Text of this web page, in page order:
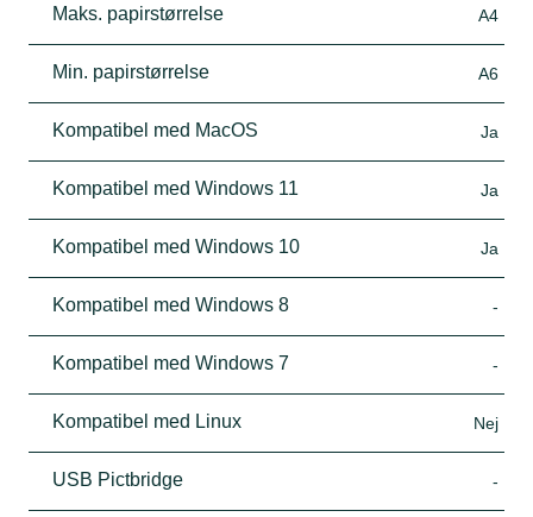
Maks. papirstørrelse A4
Min. papirstørrelse A6
Kompatibel med MacOS Ja
Kompatibel med Windows 11 Ja
Kompatibel med Windows 10 Ja
Kompatibel med Windows 8 -
Kompatibel med Windows 7 -
Kompatibel med Linux Nej
USB Pictbridge -